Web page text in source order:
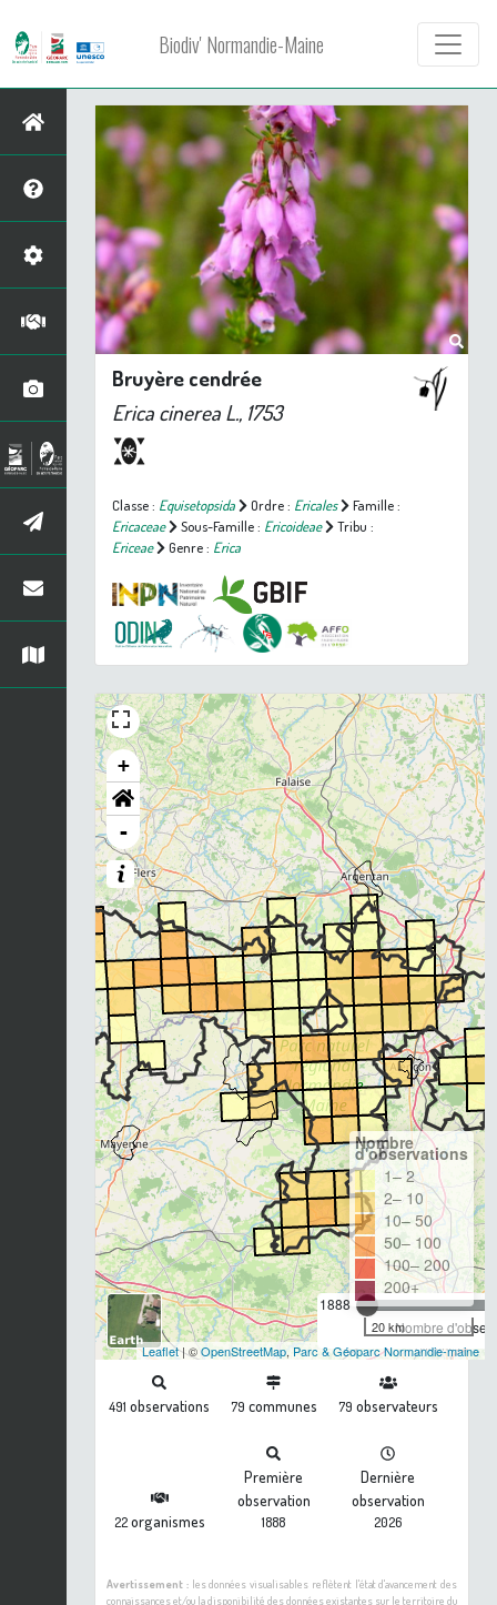
Biodiv' Normandie-Maine
Bruyère cendrée
Erica cinerea L., 1753
Classe : Equisetopsida Ordre : Ericales
Famille :
Ericaceae
Sous-Famille : Ericoideae
Tribu :
Ericeae
Genre : Erica
+
-
1888
Nombre
Nombre
d'observations
1– 2
2– 10
10– 50
50– 100
100– 200
200+
20 km
Leaflet| ©OpenStreetMap, Parc & Géoparc Normandie-maine
491 observations 79 communes 79 observateurs
22organismes
Première
observation
1888
Dernière
observation
2026
Avertissement :les données visualisables reflètent l'état d'avancement des
connaissances et/ou la disponibilité des données existantes sur le territoire du